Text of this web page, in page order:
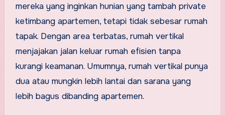
mereka yang inginkan hunian yang tambah private
ketimbang apartemen, tetapi tidak sebesar rumah
tapak. Dengan area terbatas, rumah vertikal
menjajakan jalan keluar rumah efisien tanpa
kurangi keamanan. Umumnya, rumah vertikal punya
dua atau mungkin lebih lantai dan sarana yang
lebih bagus dibanding apartemen.